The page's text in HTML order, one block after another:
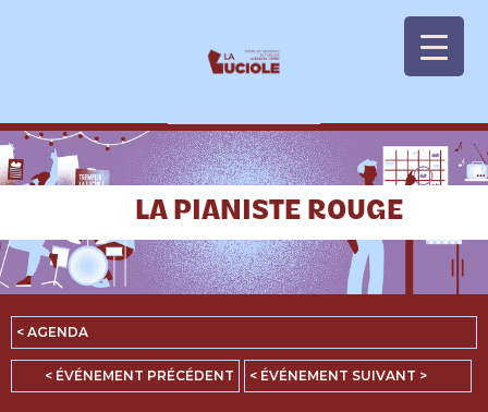
LA PIANISTE ROUGE
< AGENDA
< ÉVÉNEMENT PRÉCÉDENT < ÉVÉNEMENT SUIVANT >